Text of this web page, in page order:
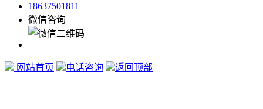
18637501811
微信咨询
网站首页 电话咨询 返回顶部